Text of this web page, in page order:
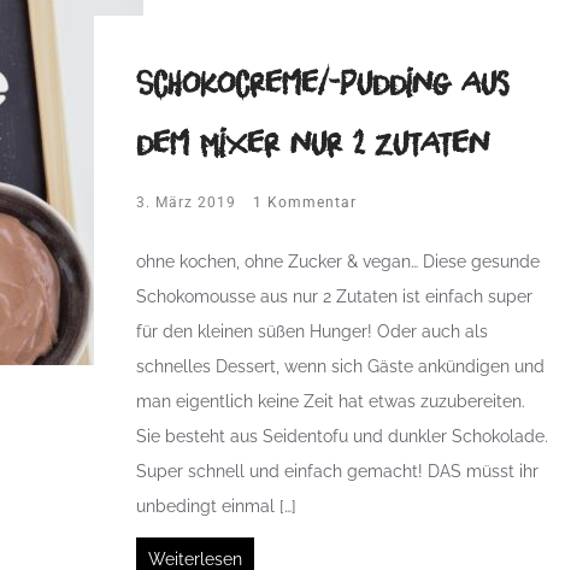
Schokocreme/-pudding aus
dem Mixer nur 2 Zutaten
3. März 2019 1 Kommentar
ohne kochen, ohne Zucker & vegan… Diese gesunde
Schokomousse aus nur 2 Zutaten ist einfach super
für den kleinen süßen Hunger! Oder auch als
schnelles Dessert, wenn sich Gäste ankündigen und
man eigentlich keine Zeit hat etwas zuzubereiten.
Sie besteht aus Seidentofu und dunkler Schokolade.
Super schnell und einfach gemacht! DAS müsst ihr
unbedingt einmal […]
Weiterlesen